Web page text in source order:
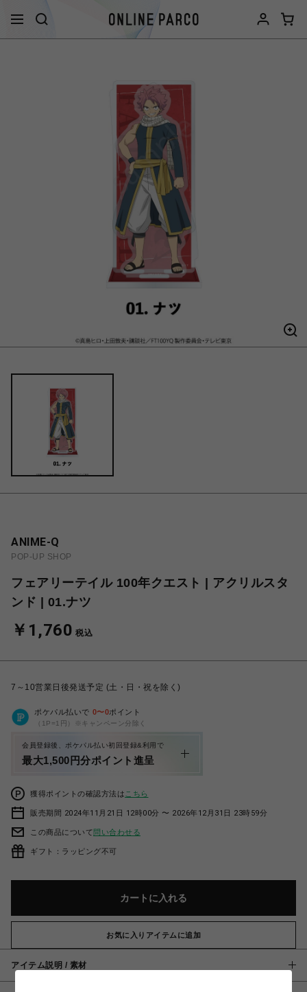
ANIME-Q
POP-UP SHOP
フェアリーテイル 100年クエスト | アクリルスタ
ンド | 01.ナツ
￥1,760 税込
7～10営業日後発送予定 (土・日・祝を除く)
ポケパル払いで 0〜0ポイント
（1P=1円）※キャンペーン分除く
会員登録後、ポケパル払い初回登録&利用で
最大1,500円分ポイント進呈
獲得ポイントの確認方法は こちら
販売期間 2024年11月21日 12時00分 〜 2026年12月31日 23時59分
この商品について問い合わせる
ギフト：ラッピング不可
カートに入れる
お気に入りアイテムに追加
アイテム説明 / 素材